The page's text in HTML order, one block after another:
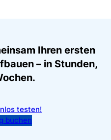
Ihren ersten
– in Stunden,
testen!
buchen